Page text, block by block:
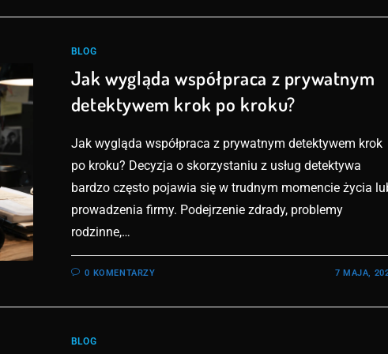
BLOG
Jak wygląda współpraca z prywatnym
detektywem krok po kroku?
Jak wygląda współpraca z prywatnym detektywem krok
po kroku? Decyzja o skorzystaniu z usług detektywa
bardzo często pojawia się w trudnym momencie życia
prowadzenia firmy. Podejrzenie zdrady, problemy
rodzinne,…
0 KOMENTARZY 7 MAJA,
BLOG